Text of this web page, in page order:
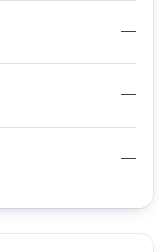
—
—
—